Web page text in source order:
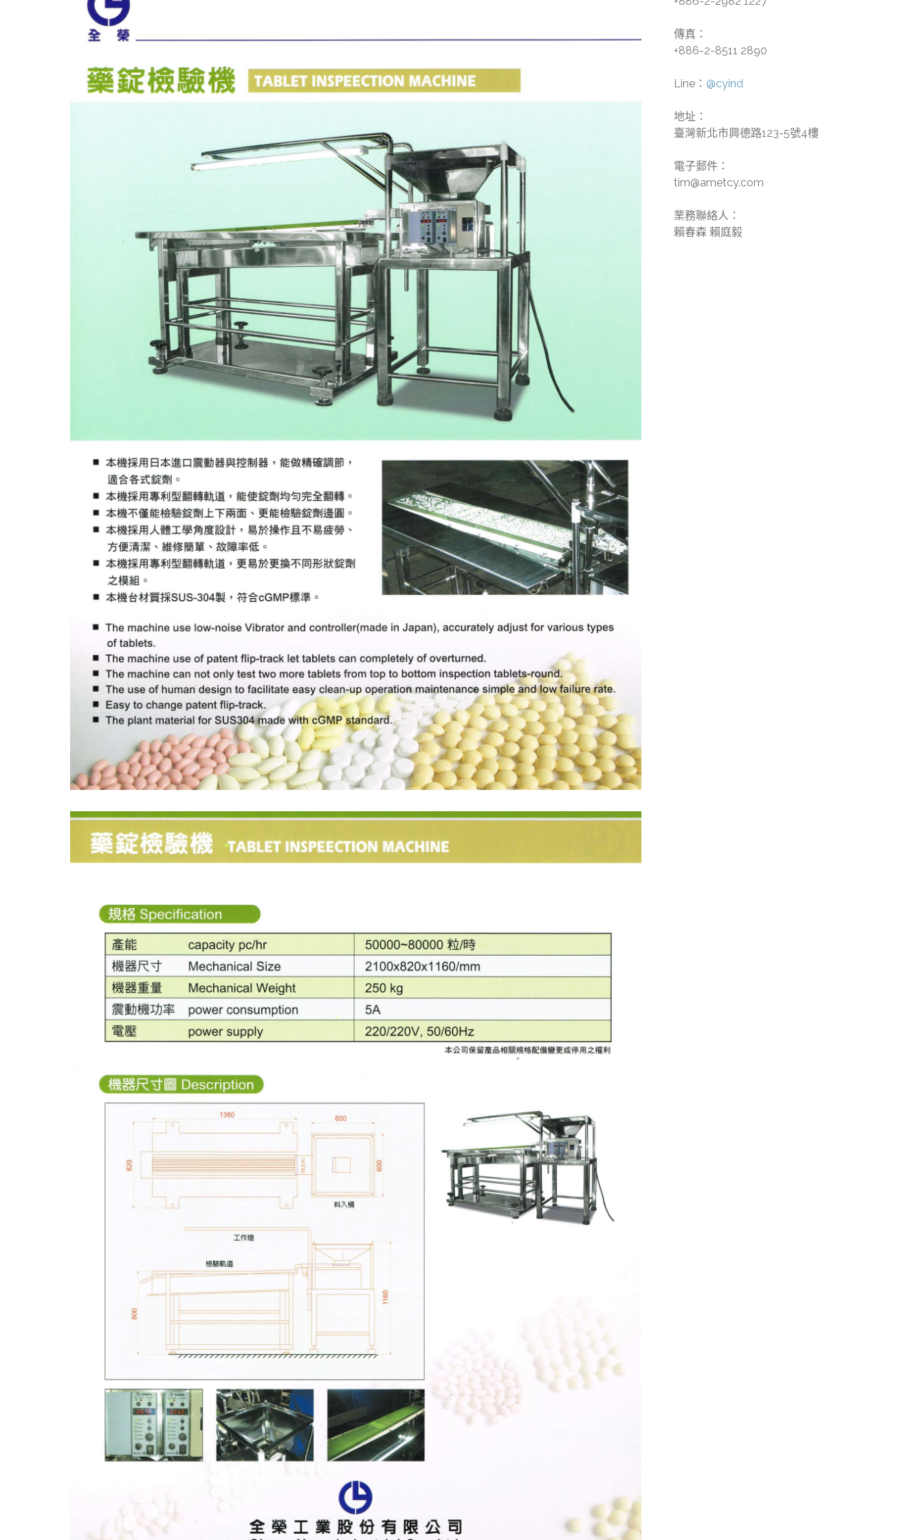
傳真：
+886-2-8511 2890
Line： @cyind
地址：
臺灣新北市興德路123-5號4樓
電子郵件：
tim@ametcy.com
業務聯絡人：
賴春森 賴庭毅